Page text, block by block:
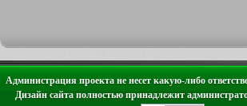
Администрация проекта не несет какую-либо
Дизайн сайта полностью принадлежит